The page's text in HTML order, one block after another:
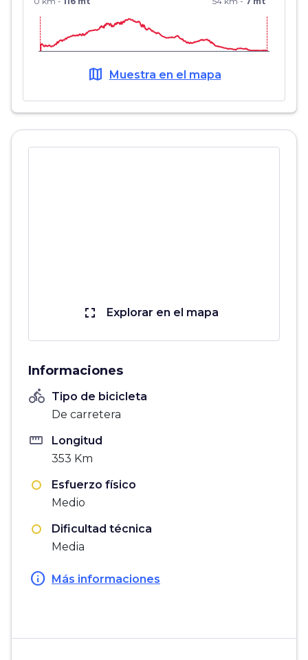
map Muestra en el mapa
fullscreen Explorar en el mapa
Informaciones
directions_bike Tipo de bicicleta
De carretera
straighten
Longitud
353 Km
Esfuerzo físico
Medio
Dificultad técnica
Media
info Más informaciones